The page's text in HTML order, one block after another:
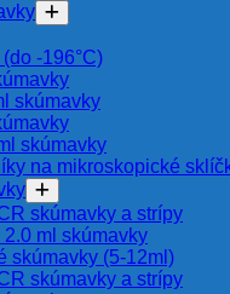
-196°C)
skúmavky
skúmavky
na mikroskopické
skúmavky a strípy
2.0 ml skúmavky
skúmavky (5-12ml)
skúmavky a strípy